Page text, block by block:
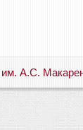
им. А.С.